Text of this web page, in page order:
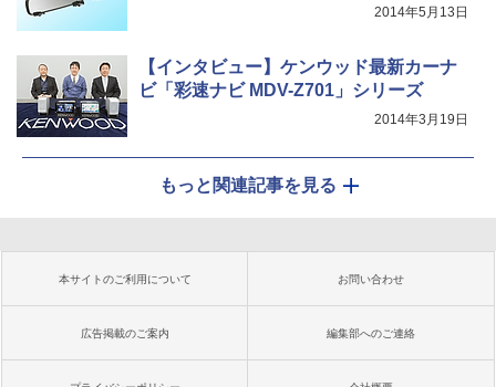
2014年5月13日
【インタビュー】ケンウッド最新カーナ
ビ「彩速ナビ MDV-Z701」シリーズ
2014年3月19日
もっと関連記事を見る
本サイトのご利用について お問い合わせ
広告掲載のご案内 編集部へのご連絡